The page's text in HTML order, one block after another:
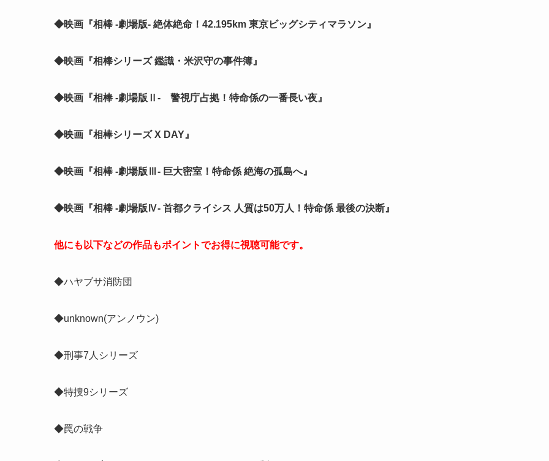
◆映画『相棒 -劇場版- 絶体絶命！42.195km 東京ビッグシティマラソン』
◆映画『相棒シリーズ 鑑識・米沢守の事件簿』
◆映画『相棒 -劇場版Ⅱ- 警視庁占拠！特命係の一番長い夜』
◆映画『相棒シリーズ X DAY』
◆映画『相棒 -劇場版Ⅲ- 巨大密室！特命係 絶海の孤島へ』
◆映画『相棒 -劇場版Ⅳ- 首都クライシス 人質は50万人！特命係 最後の決断』
他にも以下などの作品もポイントでお得に視聴可能です。
◆ハヤブサ消防団
◆unknown(アンノウン)
◆刑事7人シリーズ
◆特捜9シリーズ
◆罠の戦争